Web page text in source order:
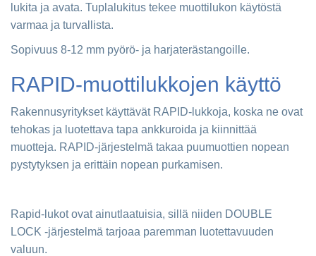
lukita ja avata. Tuplalukitus tekee muottilukon käytöstä
varmaa ja turvallista.
Sopivuus 8-12 mm pyörö- ja harjaterästangoille.
RAPID-muottilukkojen käyttö
Rakennusyritykset käyttävät RAPID-lukkoja, koska ne ovat
tehokas ja luotettava tapa ankkuroida ja kiinnittää
muotteja. RAPID-järjestelmä takaa puumuottien nopean
pystytyksen ja erittäin nopean purkamisen.
Rapid-lukot ovat ainutlaatuisia, sillä niiden DOUBLE
LOCK -järjestelmä tarjoaa paremman luotettavuuden
valuun.